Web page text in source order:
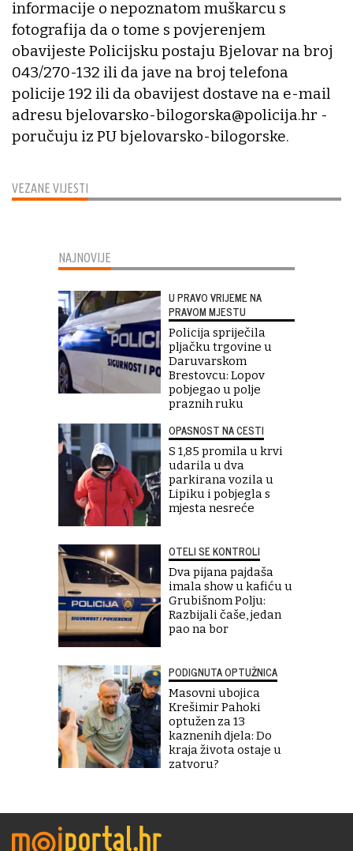
VEZANE VIJESTI
informacije o nepoznatom muškarcu s
fotografija da o tome s povjerenjem
obavijeste Policijsku postaju Bjelovar na broj
043/270-132 ili da jave na broj telefona
policije 192 ili da obavijest dostave na e-mail
adresu bjelovarsko-bilogorska@policija.hr -
poručuju iz PU bjelovarsko-bilogorske.
NAJNOVIJE
U PRAVO VRIJEME NA
PRAVOM MJESTU
Policija spriječila
pljačku trgovine u
Daruvarskom
Brestovcu: Lopov
pobjegao u polje
praznih ruku
OPASNOST NA CESTI
S 1,85 promila u krvi
udarila u dva
parkirana vozila u
Lipiku i pobjegla s
mjesta nesreće
OTELI SE KONTROLI
Dva pijana pajdaša
imala show u kafiću u
Grubišnom Polju:
Razbijali čaše, jedan
pao na bor
PODIGNUTA OPTUŽNICA
Masovni ubojica
Krešimir Pahoki
optužen za 13
kaznenih djela: Do
kraja života ostaje u
zatvoru?